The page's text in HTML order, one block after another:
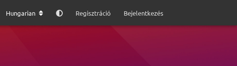
Hungarian Regisztráció Bejelentkezés